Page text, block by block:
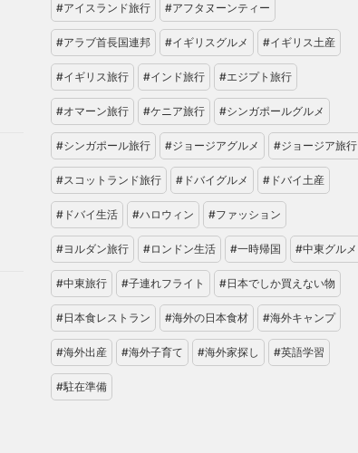
#アイスランド旅行 #アフタヌーンティー
#アラブ首長国連邦 #イギリスグルメ #イギリス土産
#イギリス旅行 #インド旅行 #エジプト旅行
#オマーン旅行 #ケニア旅行 #シンガポールグルメ
#シンガポール旅行 #ジョージアグルメ #ジョージア旅行
#スコットランド旅行 #ドバイグルメ #ドバイ土産
#ドバイ生活 #ハロウィン #ファッション
#ヨルダン旅行 #ロンドン生活 #一時帰国 #中東グルメ
#中東旅行 #子連れフライト #日本でしか買えない物
#日本食レストラン #海外の日本食材 #海外キャンプ
#海外出産 #海外子育て #海外家探し #英語学習
#駐在準備